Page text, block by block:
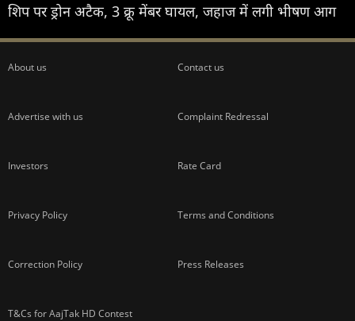
शिप पर ड्रोन अटैक, 3 क्रू मेंबर घायल, जहाज में लगी भीषण आग
About us Contact us
Advertise with us Complaint Redressal
Investors Rate Card
Privacy Policy Terms and Conditions
Correction Policy Press Releases
T&Cs for AajTak HD Contest